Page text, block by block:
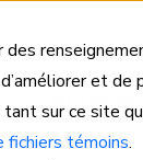
et de
sur ce site
fichiers témoins.